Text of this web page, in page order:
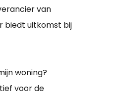
van
biedt uitkomst bij
woning?
voor de